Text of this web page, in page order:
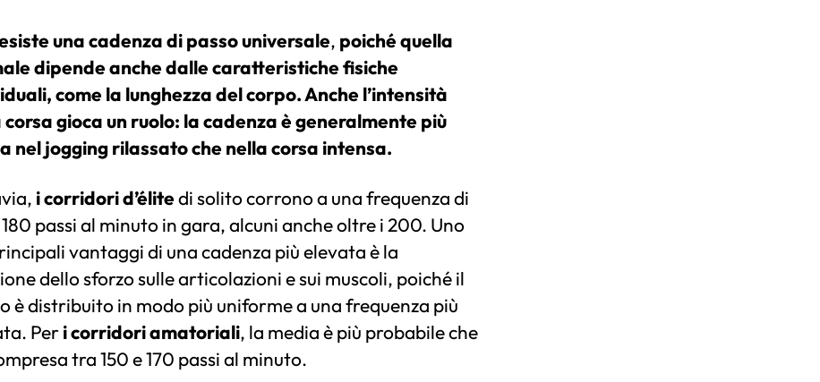
una cadenza di passo universale, poiché quella
dipende anche dalle caratteristiche fisiche
come la lunghezza del corpo. Anche l’intensità
gioca un ruolo: la cadenza è generalmente più
nel jogging rilassato che nella corsa intensa.
i corridori d’élitedi solito corrono a una frequenza di
passi al minuto in gara, alcuni anche oltre i 200. Uno
vantaggi di una cadenza più elevata è la
dello sforzo sulle articolazioni e sui muscoli, poiché il
è distribuito in modo più uniforme a una frequenza più
Peri corridori amatoriali, la media è più probabile che
tra 150 e 170 passi al minuto.